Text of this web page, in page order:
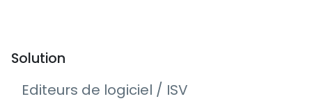
Solution
Editeurs de logiciel / ISV